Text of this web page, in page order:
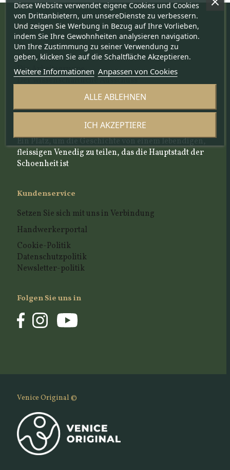
Wer wir sind
Das Projekt
Ueber uns
Die Arbeitsgruppe
Der wissenschaftliche Ausschuss
Unsere Auswahlskriterien
Blog und Neuigkeitenartikel
Ein Platz, um die Geschichte von einem lebendigen,
fleissigen Venedig zu teilen, das die Hauptstadt der
Schoenheit ist
Kundenservice
Setzen Sie sich mit uns in Verbindung
Handwerkerportal
Cookie-Politik
Datenschutzpolitik
Newsletter-politik
Folgen Sie uns in
Venice Original ©
Diese Website verwendet eigene Cookies und Cookies
von Drittanbietern, um unsereDienste zu verbessern.
Und zeigen Sie Werbung in Bezug auf Ihre Vorlieben,
indem Sie Ihre Gewohnheiten analysieren navigation.
Um Ihre Zustimmung zu seiner Verwendung zu
geben, klicken Sie auf die Schaltfläche Akzeptieren.
Weitere Informationen Anpassen von Cookies
ALLE ABLEHNEN
ICH AKZEPTIERE